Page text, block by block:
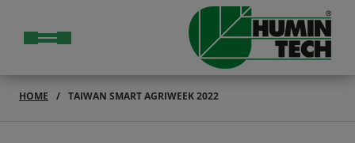
HOME TAIWAN SMART AGRIWEEK 2022